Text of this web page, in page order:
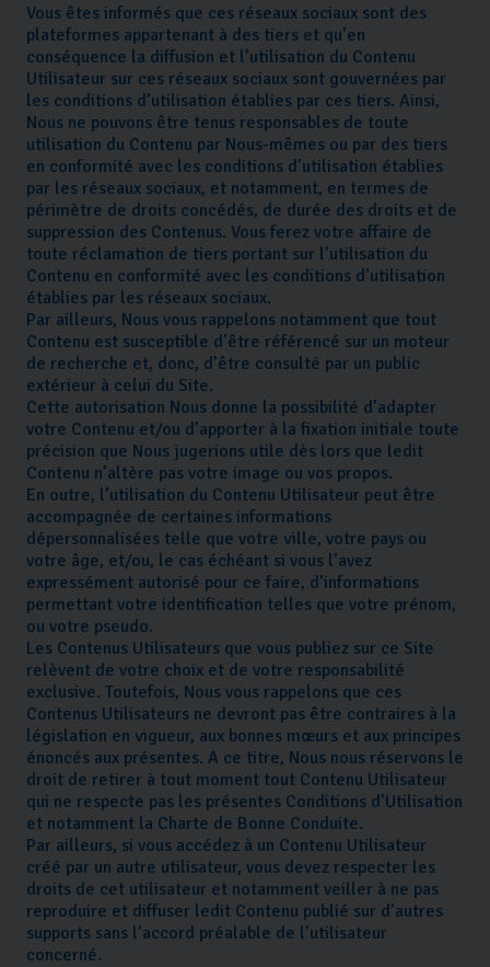
Vous êtes informés que ces réseaux sociaux sont des
plateformes appartenant à des tiers et qu’en
conséquence la diffusion et l’utilisation du Contenu
Utilisateur sur ces réseaux sociaux sont gouvernées par
les conditions d’utilisation établies par ces tiers. Ainsi,
Nous ne pouvons être tenus responsables de toute
utilisation du Contenu par Nous-mêmes ou par des tiers
en conformité avec les conditions d’utilisation établies
par les réseaux sociaux, et notamment, en termes de
périmètre de droits concédés, de durée des droits et de
suppression des Contenus. Vous ferez votre affaire de
toute réclamation de tiers portant sur l’utilisation du
Contenu en conformité avec les conditions d’utilisation
établies par les réseaux sociaux.
Par ailleurs, Nous vous rappelons notamment que tout
Contenu est susceptible d’être référencé sur un moteur
de recherche et, donc, d’être consulté par un public
extérieur à celui du Site.
Cette autorisation Nous donne la possibilité d’adapter
votre Contenu et/ou d’apporter à la fixation initiale toute
précision que Nous jugerions utile dès lors que ledit
Contenu n’altère pas votre image ou vos propos.
En outre, l’utilisation du Contenu Utilisateur peut être
accompagnée de certaines informations
dépersonnalisées telle que votre ville, votre pays ou
votre âge, et/ou, le cas échéant si vous l’avez
expressément autorisé pour ce faire, d’informations
permettant votre identification telles que votre prénom,
ou votre pseudo.
Les Contenus Utilisateurs que vous publiez sur ce Site
relèvent de votre choix et de votre responsabilité
exclusive. Toutefois, Nous vous rappelons que ces
Contenus Utilisateurs ne devront pas être contraires à la
législation en vigueur, aux bonnes mœurs et aux principes
énoncés aux présentes. A ce titre, Nous nous réservons le
droit de retirer à tout moment tout Contenu Utilisateur
qui ne respecte pas les présentes Conditions d’Utilisation
et notamment la Charte de Bonne Conduite.
Par ailleurs, si vous accédez à un Contenu Utilisateur
créé par un autre utilisateur, vous devez respecter les
droits de cet utilisateur et notamment veiller à ne pas
reproduire et diffuser ledit Contenu publié sur d’autres
supports sans l’accord préalable de l’utilisateur
concerné.